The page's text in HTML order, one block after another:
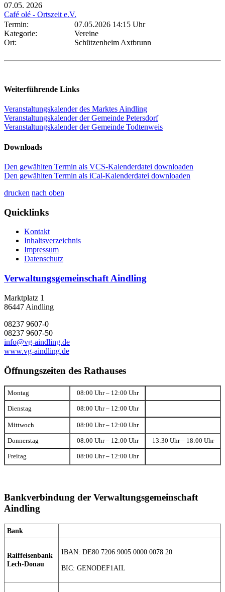
07.05. 2026
Café olé - Ortszeit e.V.
Termin:
07.05.2026 14:15 Uhr
Kategorie:
Vereine
Ort:
Schützenheim Axtbrunn
Weiterführende Links
Veranstaltungskalender des Marktes Aindling
Veranstaltungskalender der Gemeinde Petersdorf
Veranstaltungskalender der Gemeinde Todtenweis
Downloads
Den gewählten Termin als VCS-Kalenderdatei downloaden
Den gewählten Termin als iCal-Kalenderdatei downloaden
drucken nach oben
Quicklinks
Kontakt
Inhaltsverzeichnis
Impressum
Datenschutz
Verwaltungsgemeinschaft Aindling
Marktplatz 1
86447 Aindling
08237 9607-0
08237 9607-50
info@vg-aindling.de
www.vg-aindling.de
Öffnungszeiten des Rathauses
Montag 08:00 Uhr – 12:00 Uhr
Dienstag 08:00 Uhr – 12:00 Uhr
Mittwoch 08:00 Uhr – 12:00 Uhr
Donnerstag 08:00 Uhr – 12:00 Uhr 13:30 Uhr – 18:00 Uhr
Freitag 08:00 Uhr – 12:00 Uhr
Bankverbindung der Verwaltungsgemeinschaft
Aindling
Bank
Raiffeisenbank
Lech-Donau
IBAN: DE80 7206 9005 0000 0078 20
BIC: GENODEF1AIL